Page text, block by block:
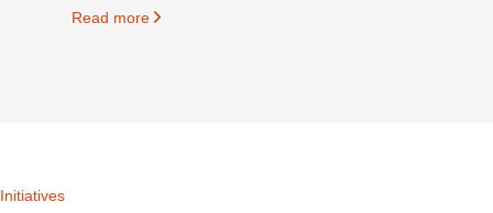
Read more
Initiatives